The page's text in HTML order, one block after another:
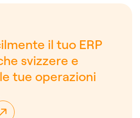
il tuo ERP
svizzere e
tue operazioni